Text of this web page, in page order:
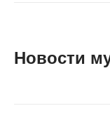
Новости